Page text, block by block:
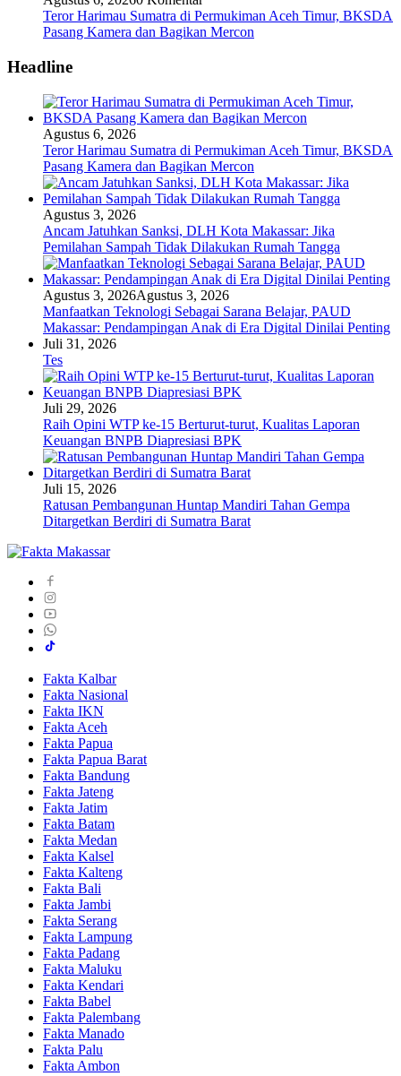
Teror Harimau Sumatra di Permukiman Aceh Timur, BKSDA
Pasang Kamera dan Bagikan Mercon
Headline
Agustus 6, 2026
Teror Harimau Sumatra di Permukiman Aceh Timur, BKSDA
Pasang Kamera dan Bagikan Mercon
Agustus 3, 2026
Ancam Jatuhkan Sanksi, DLH Kota Makassar: Jika
Pemilahan Sampah Tidak Dilakukan Rumah Tangga
Agustus 3, 2026Agustus 3, 2026
Manfaatkan Teknologi Sebagai Sarana Belajar, PAUD
Makassar: Pendampingan Anak di Era Digital Dinilai Penting
Juli 31, 2026
Tes
Juli 29, 2026
Raih Opini WTP ke-15 Berturut-turut, Kualitas Laporan
Keuangan BNPB Diapresiasi BPK
Juli 15, 2026
Ratusan Pembangunan Huntap Mandiri Tahan Gempa
Ditargetkan Berdiri di Sumatra Barat
Fakta Kalbar
Fakta Nasional
Fakta IKN
Fakta Aceh
Fakta Papua
Fakta Papua Barat
Fakta Bandung
Fakta Jateng
Fakta Jatim
Fakta Batam
Fakta Medan
Fakta Kalsel
Fakta Kalteng
Fakta Bali
Fakta Jambi
Fakta Serang
Fakta Lampung
Fakta Padang
Fakta Maluku
Fakta Kendari
Fakta Babel
Fakta Palembang
Fakta Manado
Fakta Palu
Fakta Ambon